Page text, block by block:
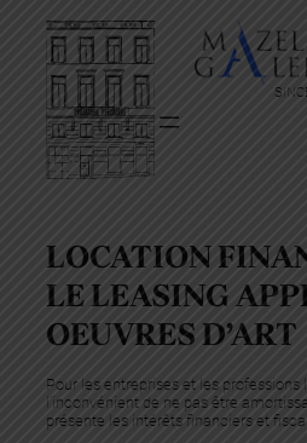
LOCATION
LE LEASING
OEUVRES D’ART
Pour les entreprises et les professions
l’inconvénient de ne pas être
présente les intérêts financiers et